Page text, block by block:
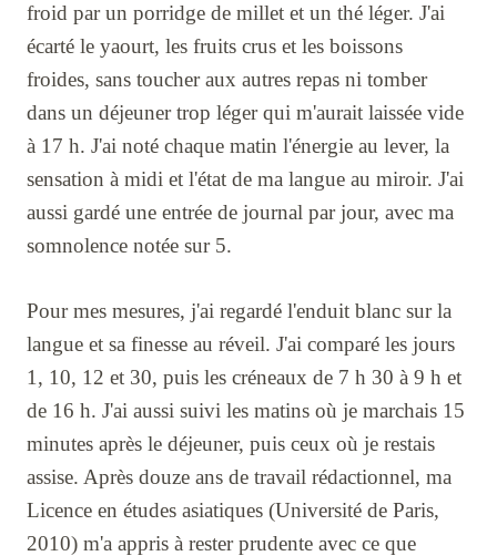
froid par un porridge de millet et un thé léger. J'ai
écarté le yaourt, les fruits crus et les boissons
froides, sans toucher aux autres repas ni tomber
dans un déjeuner trop léger qui m'aurait laissée vide
à 17 h. J'ai noté chaque matin l'énergie au lever, la
sensation à midi et l'état de ma langue au miroir. J'ai
aussi gardé une entrée de journal par jour, avec ma
somnolence notée sur 5.
Pour mes mesures, j'ai regardé l'enduit blanc sur la
langue et sa finesse au réveil. J'ai comparé les jours
1, 10, 12 et 30, puis les créneaux de 7 h 30 à 9 h et
de 16 h. J'ai aussi suivi les matins où je marchais 15
minutes après le déjeuner, puis ceux où je restais
assise. Après douze ans de travail rédactionnel, ma
Licence en études asiatiques (Université de Paris,
2010) m'a appris à rester prudente avec ce que